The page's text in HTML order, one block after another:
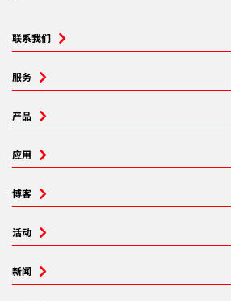
联系我们
服务
产品
应用
博客
活动
新闻